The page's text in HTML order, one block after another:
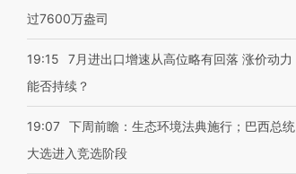
过7600万盎司
19:15
7月进出口增速从高位略有回落 涨价动力
能否持续？
19:07 下周前瞻：生态环境法典施行；巴西总统
大选进入竞选阶段